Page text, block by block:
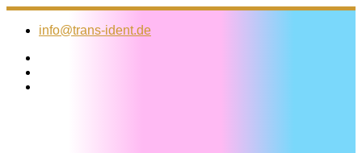
Zum
Inhalt
info@trans-ident.de